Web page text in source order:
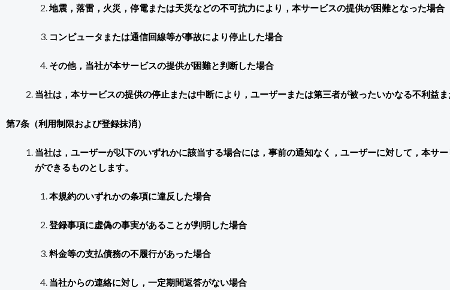
地震，落雷，火災，停電または天災などの不可抗力により，本サービスの提供が困難となった場合
コンピュータまたは通信回線等が事故により停止した場合
その他，当社が本サービスの提供が困難と判断した場合
当社は，本サービスの提供の停止または中断により，ユーザーまたは第三者が被ったいかなる不利益
第7条（利用制限および登録抹消）
当社は，ユーザーが以下のいずれかに該当する場合には，事前の通知なく，ユーザーに対して，本サ
ができるものとします。
本規約のいずれかの条項に違反した場合
登録事項に虚偽の事実があることが判明した場合
料金等の支払債務の不履行があった場合
当社からの連絡に対し，一定期間返答がない場合